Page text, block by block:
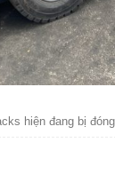
hiện đang bị đóng